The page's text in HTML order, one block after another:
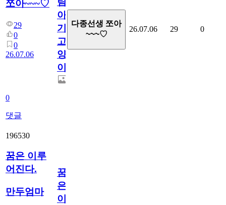
쪼아~~~♡
29
0
0
26.07.06
0
댓글
아
기
고
양
이
다종선생 쪼아
~~~♡
26.07.06 29 0
196530
꿈은 이루
어진다.
만두엄마
꿈
은
이